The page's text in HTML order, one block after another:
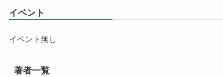
イベント
イベント無し
著者一覧